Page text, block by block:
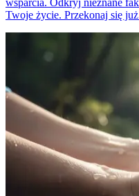
wsparcia. Odkryj nieznane
Twoje życie. Przekonaj się